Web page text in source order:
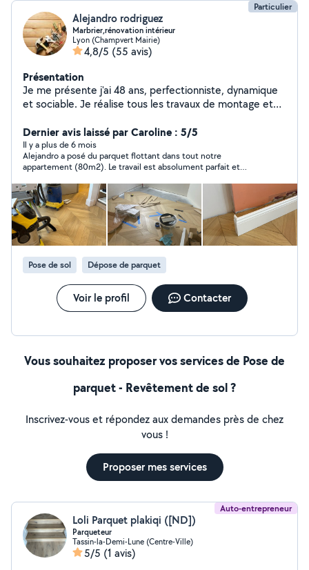
Particulier
Alejandro rodriguez
Marbrier,rénovation intérieur
Lyon (Champvert Mairie)
4,8/5 (55 avis)
Présentation
Je me présente j'ai 48 ans, perfectionniste, dynamique
et sociable. Je réalise tous les travaux de montage et
le bâtiment : tous types de travaux, rénovation
complète, sdb, pose de parquet, carrelage, faïence,
terrasse, placo, peinture, cuisine, plomberie...
Dernier avis laissé par Caroline : 5/5
Il y a plus de 6 mois
Alejandro a posé du parquet flottant dans tout notre
appartement (80m2). Le travail est absolument parfait et
extrêmement agréable et sympathique. Nous vous
recommandons ses services les yeux fermés !!
Pose de sol Dépose de parquet
Voir le profil Contacter
Vous souhaitez proposer vos services de Pose de
parquet - Revêtement de sol ?
Inscrivez-vous et répondez aux demandes près de chez
vous !
Proposer mes services
Auto-entrepreneur
Loli Parquet plakiqi ([ND])
Parqueteur
Tassin-la-Demi-Lune (Centre-Ville)
5/5 (1 avis)